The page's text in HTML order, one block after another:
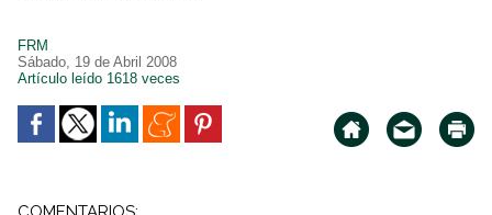
FRM
Sábado, 19 de Abril 2008
Artículo leído 1618 veces